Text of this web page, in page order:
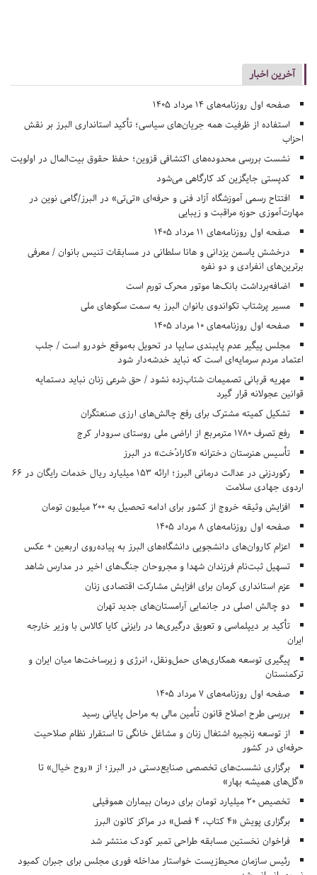
آخرین اخبار
صفحه اول روزنامه‌های 14 مرداد 1405
استفاده از ظرفیت همه جریان‌های سیاسی؛ تأکید استانداری البرز بر نقش
احزاب
نشست بررسی محدوده‌های اکتشافی قزوین؛ حفظ حقوق بیت‌المال در اولویت
کدپستی جایگزین کد کارگاهی می‌شود
افتتاح رسمی آموزشگاه آزاد فنی و حرفه‌ای «تی‌تی» در البرز/گامی نوین در
مهارت‌آموزی حوزه مراقبت و زیبایی
صفحه اول روزنامه‌های 11 مرداد 1405
درخشش یاسمن یزدانی و هانا سلطانی در مسابقات تنیس بانوان / معرفی
برترین‌های انفرادی و دو نفره
اضافه‌برداشت بانک‌ها موتور محرک تورم است
مسیر پرشتاب تکواندوی بانوان البرز به سمت سکوهای ملی
صفحه اول روزنامه‌های 10 مرداد 1405
مجلس پیگیر عدم پایبندی سایپا در تحویل به‌موقع خودرو است / جلب
اعتماد مردم سرمایه‌ای است که نباید خدشه‌دار شود
مهریه قربانی تصمیمات شتاب‌زده نشود / حق شرعی زنان نباید دستمایه
قوانین عجولانه قرار گیرد
تشکیل کمیته مشترک برای رفع چالش‌های ارزی صنعتگران
رفع تصرف ۱۷۸۰ مترمربع از اراضی ملی روستای سرودار کرج
تأسیس هنرستان دخترانه «کارادُخت» در البرز
رکوردزنی در عدالت درمانی البرز؛ ارائه ۱۵۳ میلیارد ریال خدمات رایگان در ۶۶
اردوی جهادی سلامت
افزایش وثیقه خروج از کشور برای ادامه تحصیل به ۲۰۰ میلیون تومان
صفحه اول روزنامه‌های 8 مرداد 1405
اعزام کاروان‌های دانشجویی دانشگاه‌های البرز به پیاده‌روی اربعین + عکس
تسهیل ثبت‌نام فرزندان شهدا و مجروحان جنگ‌های اخیر در مدارس شاهد
عزم استانداری کرمان برای افزایش مشارکت اقتصادی زنان
دو چالش اصلی در جانمایی آرامستان‌های جدید تهران
تأکید بر دیپلماسی و تعویق درگیری‌ها در رایزنی کایا کالاس با وزیر خارجه
ایران
پیگیری توسعه همکاری‌های حمل‌ونقل، انرژی و زیرساخت‌ها میان ایران و
ترکمنستان
صفحه اول روزنامه‌های 7 مرداد 1405
بررسی طرح اصلاح قانون تأمین مالی به مراحل پایانی رسید
از توسعه زنجیره اشتغال زنان و مشاغل خانگی تا استقرار نظام صلاحیت
حرفه‌ای در کشور
برگزاری نشست‌های تخصصی صنایع‌دستی در البرز؛ از «روح خیال» تا
«گل‌های همیشه بهار»
تخصیص ۲۰ میلیارد تومان برای درمان بیماران هموفیلی
برگزاری پویش «۴ کتاب، ۴ فصل» در مراکز کانون البرز
فراخوان نخستین مسابقه طراحی تمبر کودک منتشر شد
رئیس سازمان محیط‌زیست خواستار مداخله فوری مجلس برای جبران کمبود